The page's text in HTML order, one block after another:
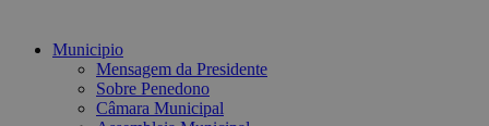
Municipio
Mensagem da Presidente
Sobre Penedono
Câmara Municipal